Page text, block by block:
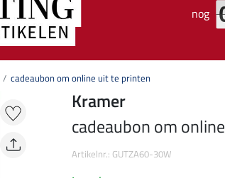
nog
cadeaubon om online uit te printen
Kramer
cadeaubon om
Artikelnr.: GUTZA60-30W